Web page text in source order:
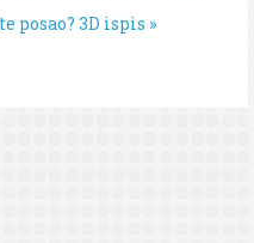
posao? 3D ispis »